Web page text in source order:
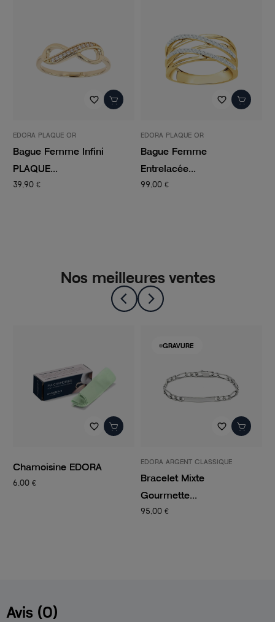
PLAQUE OR
Femme Infini
€
EDORA PLAQUE OR
Bague Femme
Entrelacée...
99,00 €
Nos meilleures ventes
EDORA EDORA ARGENT CLASSIQUE
Bracelet Mixte
Gourmette...
PANDORA
Avis (0)